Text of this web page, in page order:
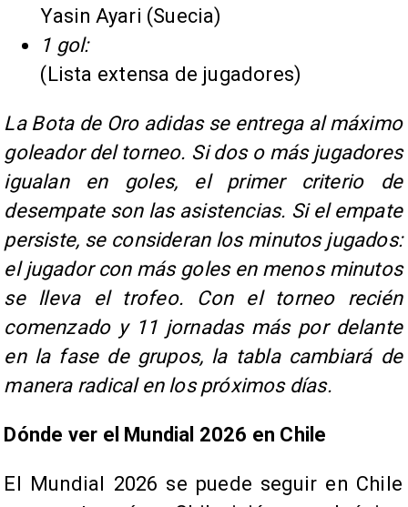
Yasin Ayari (Suecia)
1 gol:
(Lista extensa de jugadores)
La Bota de Oro adidas se entrega al máximo
goleador del torneo. Si dos o más jugadores
igualan en goles, el primer criterio de
desempate son las asistencias. Si el empate
persiste, se consideran los minutos jugados:
el jugador con más goles en menos minutos
se lleva el trofeo. Con el torneo recién
comenzado y 11 jornadas más por delante
en la fase de grupos, la tabla cambiará de
manera radical en los próximos días.
Dónde ver el Mundial 2026 en Chile
El Mundial 2026 se puede seguir en Chile